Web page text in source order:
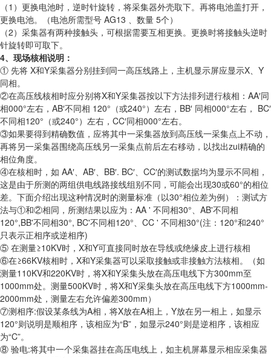
（1）更换电池时，逆时针旋转，将采集器外壳取下。再将电池盖打开，
更换电池。（电池所需型号 AG13 、数量 5个）
（2）采集器有两种接触头，可根据需要互相更换。更换时将接触头逆时
针旋转即可取下。
4、现场核相说明：
① 先将 X和Y采集器分别挂到同一高压线路上，主机显示屏应显示X、Y
同相。
②在高压线核相时应分别将X和Y采集器按以下方法排列进行核相：AA′同
相000°左右，AB′不同相 120°（或240°）左右，BB′ 同相000°左右， BC′
不同相120°（或240°）左右，CC′同相000°左右。
③如果要得到精确数值，应将其中一采集器放到高压线一采集点上不动，
再将另一采集器围绕高压线另一采集点前后左右移动，以找出zui精确的
相位角度。
④在核相时，如 AA′、AB′、BB′. BC′、CC′的测试数据均为显示不同相，
这是由于所测的两组供电线路接线组别不同，可能会出现30或60°的相位
差。下面介绍出现这种情况时的测量标准（以30°相位差为例）：测试方
法与①和②相同，所测结果以应为：AA ' 不同相30°、AB'不同相
120°,BB'不同相30°, BC'不同相120°、CC ' 不同相30°(注：120°和240°
只表示正相序或逆相序)
⑤ 在测量≥10KV时，X和Y可直接同时放在导线或绝缘皮上进行核相
⑥在≥66KV核相时，X和Y采集器可以采取接触或非接触方法核相。（如
测量110KV和220KV时，将X和Y采集头放在高压电线下方300mm至
1000mm处。测量500KV时，将X和Y采集头放在高压电线下方1000mm-
2000mm处，测量左右允许偏差300mm）
⑦测相序:假设某条线为A相，将X放在A相上，Y放在另一相上，如显示
120°则说明是顺相序，该相应为“B”，如显示240°则是逆相序，该相应
为“C”。
⑧ 验电:将其中一个采集器挂在高压电线上，如主机屏幕显示相应采集器